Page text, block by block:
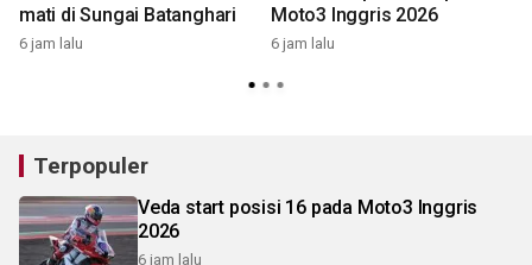
mati di Sungai Batanghari
6 jam lalu
Moto3 Inggris 2026
6 jam lalu
Terpopuler
Veda start posisi 16 pada Moto3 Inggris
2026
6 jam lalu